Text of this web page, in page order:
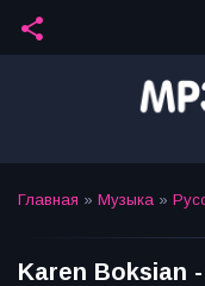
share
Главная » Музыка »
Karen Boksian